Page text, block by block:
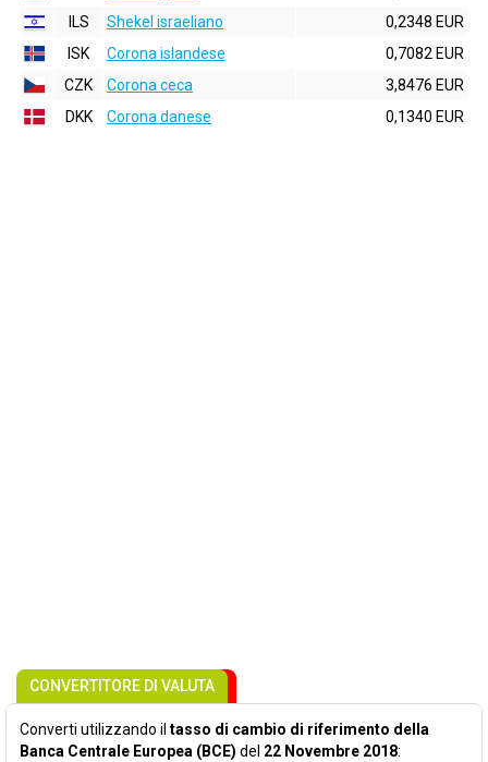
ILS
Shekel israeliano
0,2348 EUR
ISK
Corona islandese
0,7082 EUR
CZK
Corona ceca
3,8476 EUR
DKK
Corona danese 0,1340 EUR
CONVERTITORE DI VALUTA
Converti utilizzando il tasso di cambio di riferimento della
Banca Centrale Europea (BCE) del 22 Novembre 2018: